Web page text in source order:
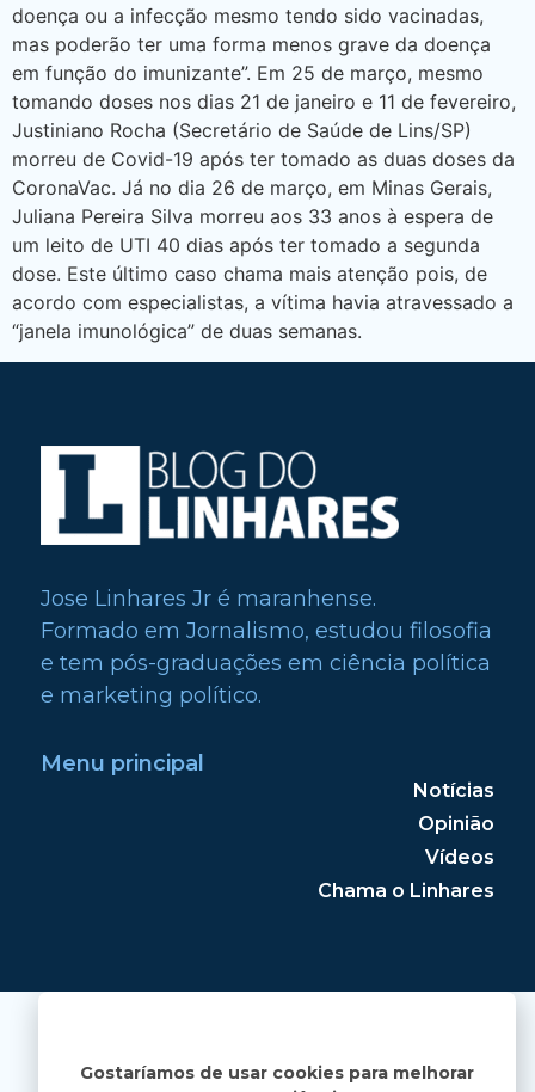
doença ou a infecção mesmo tendo sido vacinadas,
mas poderão ter uma forma menos grave da doença
em função do imunizante”. Em 25 de março, mesmo
tomando doses nos dias 21 de janeiro e 11 de fevereiro,
Justiniano Rocha (Secretário de Saúde de Lins/SP)
morreu de Covid-19 após ter tomado as duas doses da
CoronaVac. Já no dia 26 de março, em Minas Gerais,
Juliana Pereira Silva morreu aos 33 anos à espera de
um leito de UTI 40 dias após ter tomado a segunda
dose. Este último caso chama mais atenção pois, de
acordo com especialistas, a vítima havia atravessado a
“janela imunológica” de duas semanas.
Jose Linhares Jr é maranhense.
Formado em Jornalismo, estudou filosofia
e tem pós-graduações em ciência política
e marketing político.
Menu principal
Notícias
Opinião
Vídeos
Chama o Linhares
Gostaríamos de usar cookies para melhorar